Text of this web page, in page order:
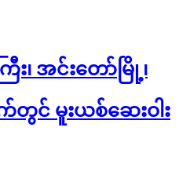
၊ အင်းတော်မြို့၊
င် မူးယစ်ဆေးဝါး